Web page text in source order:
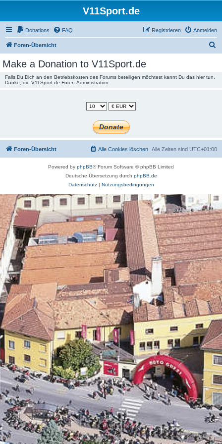
V11Sport.de
Donations FAQ Anmelden
Registrieren
Foren-Übersicht
Make a Donation to V11Sport.de
Falls Du Dich an den Betriebskosten des Forums beteiligen möchtest kannt Du das hier tun.
Danke, die V11Sport.de Foren-Administration.
Foren-Übersicht Alle Zeiten sind UTC+01:00
Alle Cookies löschen
Powered by phpBB® Forum Software © phpBB Limited
Deutsche Übersetzung durch phpBB.de
Datenschutz| Nutzungsbedingungen